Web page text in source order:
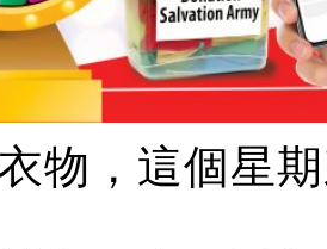
物，這個星